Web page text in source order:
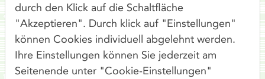
PROXMOX-CLUSTER
ADVANCED
Ab 339,00€ / Monat
durch den Klick auf die Schaltfläche
"Akzeptieren". Durch klick auf "Einstellungen"
können Cookies individuell abgelehnt werden.
Ihre Einstellungen können Sie jederzeit am
Seitenende unter "Cookie-Einstellungen"